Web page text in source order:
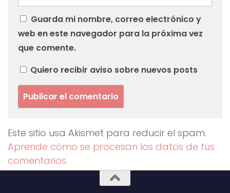
Guarda mi nombre, correo electrónico y
web en este navegador para la próxima vez
que comente.
Quiero recibir aviso sobre nuevos posts
Este sitio usa Akismet para reducir el spam.
Aprende cómo se procesan los datos de tus
comentarios.